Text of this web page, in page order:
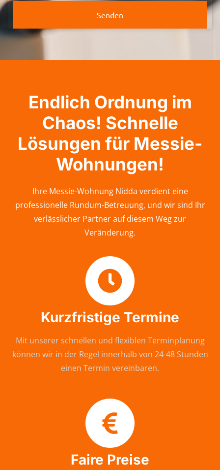
Senden
Endlich Ordnung im
Chaos! Schnelle
Lösungen für Messie-
Wohnungen!
Ihre Messie-Wohnung Nidda verdient eine
professionelle Rundum-Betreuung, und wir sind Ihr
verlässlicher Partner auf diesem Weg zur
Veränderung.
Kurzfristige Termine
Mit unserer schnellen und flexiblen Terminplanung
können wir in der Regel innerhalb von 24-48 Stunden
einen Termin vereinbaren.
Faire Preise